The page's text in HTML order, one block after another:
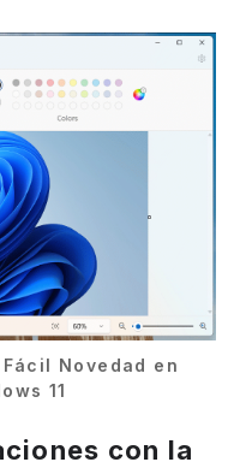
Novedad en
11
con la